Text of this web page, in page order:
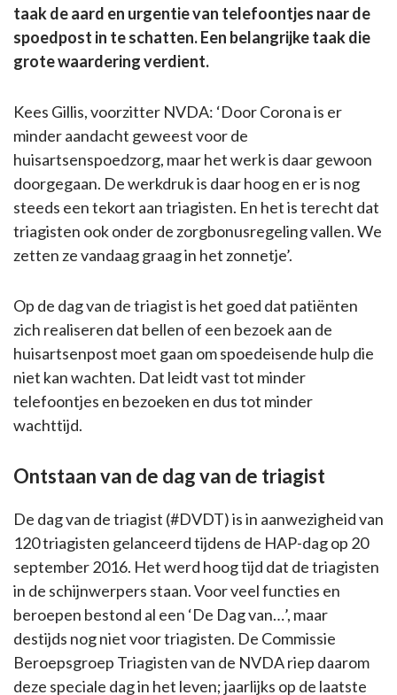
taak de aard en urgentie van telefoontjes naar de
spoedpost in te schatten. Een belangrijke taak die
grote waardering verdient.
Kees Gillis, voorzitter NVDA: ‘Door Corona is er
minder aandacht geweest voor de
huisartsenspoedzorg, maar het werk is daar gewoon
doorgegaan. De werkdruk is daar hoog en er is nog
steeds een tekort aan triagisten. En het is terecht dat
triagisten ook onder de zorgbonusregeling vallen. We
zetten ze vandaag graag in het zonnetje’.
Op de dag van de triagist is het goed dat patiënten
zich realiseren dat bellen of een bezoek aan de
huisartsenpost moet gaan om spoedeisende hulp die
niet kan wachten. Dat leidt vast tot minder
telefoontjes en bezoeken en dus tot minder
wachttijd.
Ontstaan van de dag van de triagist
De dag van de triagist (#DVDT) is in aanwezigheid van
120 triagisten gelanceerd tijdens de HAP-dag op 20
september 2016. Het werd hoog tijd dat de triagisten
in de schijnwerpers staan. Voor veel functies en
beroepen bestond al een ‘De Dag van…’, maar
destijds nog niet voor triagisten. De Commissie
Beroepsgroep Triagisten van de NVDA riep daarom
deze speciale dag in het leven; jaarlijks op de laatste